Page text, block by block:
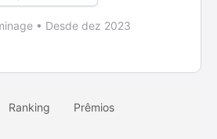
• Desde dez 2023
Ranking Prêmios